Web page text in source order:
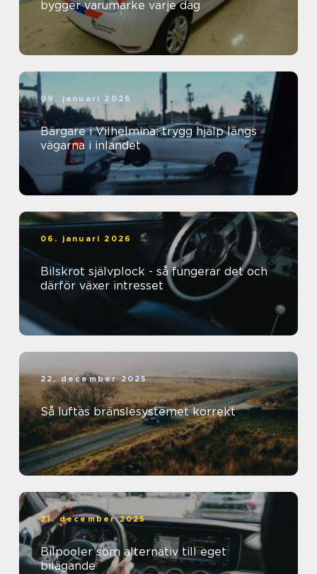
bygger varumärke varje dag
09. januari 2026
Bärgare i Vilhelmina: trygg hjälp längs
vägarna i inlandet
06. januari 2026
Bilskrot självplock - så fungerar det och
därför växer intresset
22. december 2025
Så luftas bränslesystemet korrekt
21. december 2025
Bilpooler som alternativ till eget
bilägande